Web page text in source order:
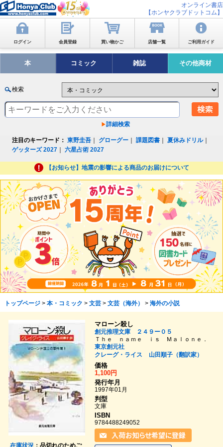
オンライン書店
【ホンヤクラブドットコム】
ログイン 会員登録 買い物かご 店舗一覧 ご利用ガイド
本 コミック 雑誌 その他商材
検索
詳細検索
注目のキーワード： 東野圭吾 グローグー ｜課題図書 ｜夏休みドリル｜
ゲッターズ 2027 ｜六星占術 2027
【お知らせ】地震の影響による商品のお届けについて
トップページ> 本・コミック > 文芸> 文芸（海外） > 海外の小説
在庫状況：品切れのためご
マローン殺し
創元推理文庫 ２４９ー０５
Ｔｈｅ ｎａｍｅ ｉｓ Ｍａｌｏｎｅ．
東京創元社
クレーグ・ライス
山田順子（翻訳家）
価格
1,100円
発行年月
1997年01月
判型
文庫
ISBN
9784488249052